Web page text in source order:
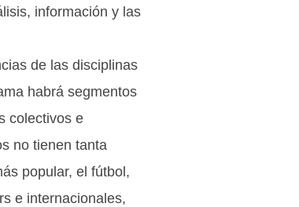
información y las
de las disciplinas
habrá segmentos
colectivos e
no tienen tanta
popular, el fútbol,
e internacionales,